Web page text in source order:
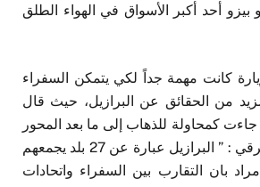
أحد أكبر الأسواق في الهواء الطلق
كانت مهمة جداً لكي يتمكن السفراء
من الحقائق عن البرازيل، حيث قال
جاءت كمحاولة للذهاب إلى ما بعد المحور
الجنوبي الجنوبي الشرقي : ” البرازيل عبارة عن 27 بلد يجمعهم
بان التقارب بين السفراء واتحادات